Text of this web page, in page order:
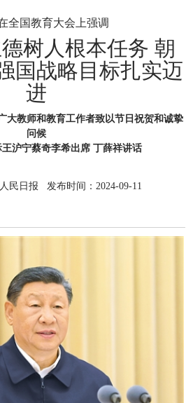
全国教育大会上强调
树人根本任务 朝
国战略目标扎实迈
进
大教师和教育工作者致以节日祝贺和诚挚
问候
沪宁蔡奇李希出席 丁薛祥讲话
民日报 发布时间：2024-09-11